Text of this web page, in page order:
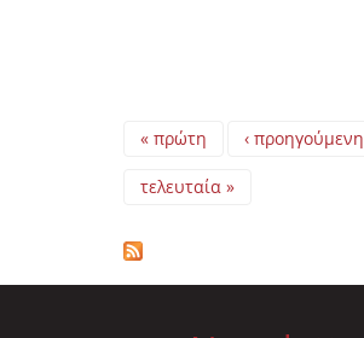
Pages
« πρώτη ‹ προηγούμενη
τελευταία »